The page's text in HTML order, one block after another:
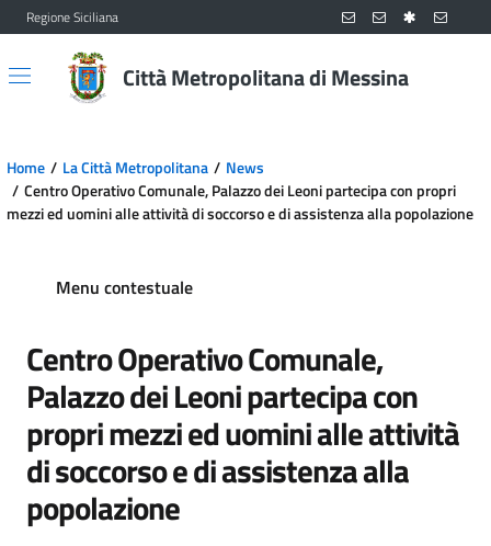
Vai al contenuto principale
Vai al menu principale
Regione Siciliana
Città Metropolitana di Messina
Home La Città Metropolitana
News
Centro Operativo Comunale, Palazzo dei Leoni partecipa con propri
mezzi ed uomini alle attività di soccorso e di assistenza alla popolazione
Menu contestuale
Centro Operativo Comunale,
Palazzo dei Leoni partecipa con
propri mezzi ed uomini alle attività
di soccorso e di assistenza alla
popolazione